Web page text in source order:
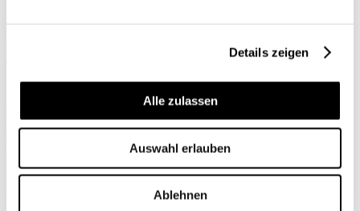
Details zeigen
Alle zulassen
Auswahl erlauben
Ablehnen
Bürokratie: Die EU räumt auf
Der Handlungsbedarf ist gross. In den vergangenen Jahren hat die
EU zahlreiche neue Vorschriften eingeführt. Heute führen
überbordende und teils doppelte Regulierungen zu höheren Kosten,
stattdessen für Innovationen einsetzen könnten. Besonders betroffen
sind KMU, die oft nur begrenzte personelle und finanzielle Mittel
haben. Dies belastet die Produktivität […]